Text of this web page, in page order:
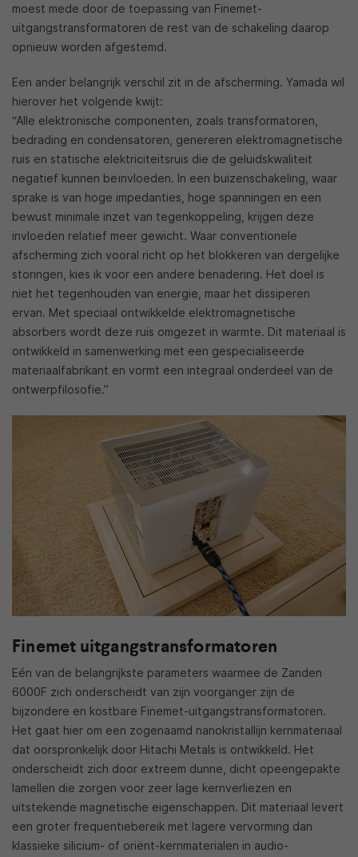
moest mede door de toepassing van Finemet-
uitgangstransformatoren de rest van de schakeling daarop
opnieuw worden afgestemd.
Een ander belangrijk verschil zit in de afscherming. Yamada wil
hierover het volgende kwijt:
“Alle elektronische componenten, zoals transformatoren,
bedrading en condensatoren, genereren elektromagnetische
ruis en statische elektriciteitsruis die de geluidskwaliteit
negatief kunnen beïnvloeden. In een buizenschakeling, waar
sprake is van hoge impedanties, hoge spanningen en een
bewust minimale inzet van tegenkoppeling, krijgen deze
invloeden relatief meer gewicht. Waar conventionele
afscherming zich vooral richt op het blokkeren van dergelijke
storingen, kies ik voor een andere benadering. Het doel is
niet het tegenhouden van energie, maar het dissiperen
ervan. Met speciaal ontwikkelde elektromagnetische
absorbers wordt deze ruis omgezet in warmte. Dit materiaal is
ontwikkeld in samenwerking met een gespecialiseerde
materiaalfabrikant en vormt een integraal onderdeel van de
ontwerpfilosofie.”
Finemet uitgangstransformatoren
Eén van de belangrijkste parameters waarmee de Zanden
6000F zich onderscheidt van zijn voorganger zijn de
bijzondere en kostbare Finemet-uitgangstransformatoren.
Het gaat hier om een zogenaamd nanokristallijn kernmateriaal
dat oorspronkelijk door Hitachi Metals is ontwikkeld. Het
onderscheidt zich door extreem dunne, dicht opeengepakte
lamellen die zorgen voor zeer lage kernverliezen en
uitstekende magnetische eigenschappen. Dit materiaal levert
een groter frequentiebereik met lagere vervorming dan
klassieke silicium- of oriënt-kernmaterialen in audio-